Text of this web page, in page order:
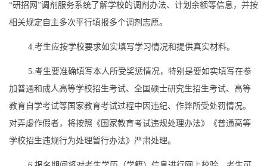
“研招网 ”调剂服务系统了解学校的调剂办法、计划余额等信息，并按
相关规定自主多次平行填报多个调剂志愿。
4.考生应按学校要求如实填写学习情况和提供真实材料。
5.考生要准确填写本人所受奖惩情况，特别是要如实填写在参
加普通和成人高等学校招生考试、全国硕士研究生招生考试、高等
教育自学考试等国家教育考试过程中因违纪、作弊所受处罚情况。
对弄虚作假者，将按照《国家教育考试违规处理办法》《普通高等
学校招生违规行为处理暂行办法》严肃处理。